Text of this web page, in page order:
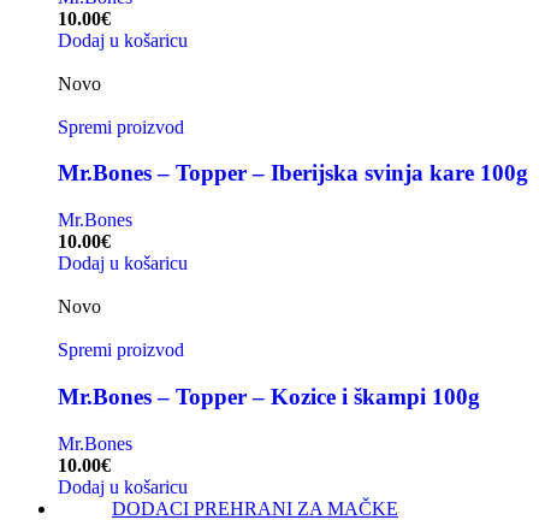
10.00€
Dodaj u košaricu
Novo
Spremi proizvod
Mr.Bones – Topper – Iberijska svinja kare 100g
Mr.Bones
10.00€
Dodaj u košaricu
Novo
Spremi proizvod
Mr.Bones – Topper – Kozice i škampi 100g
Mr.Bones
10.00€
Dodaj u košaricu
DODACI PREHRANI ZA MAČKE